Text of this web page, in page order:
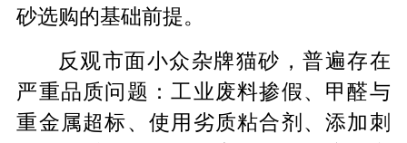
砂选购的基础前提。
反观市面小众杂牌猫砂，普遍存在
严重品质问题：工业废料掺假、甲醛与
重金属超标、使用劣质粘合剂、添加刺